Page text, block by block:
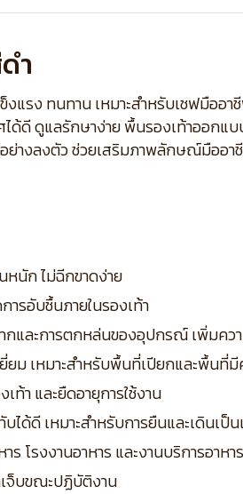
ำ
รง ทนทาน เหมาะสำหรับเชฟมืออา
ดี ดูแลรักษาง่าย พื้นรองเท้าออกแ
อย่างลงตัว ช่วยเสริมภาพลักษณ์มือ
นัก ไม่ฉีกขาดง่าย
รอับชื้นภายในรองเท้า
และการตกหล่นของอุปกรณ์ เพิ่มคว
ม เหมาะสำหรับพื้นที่เปียกและพื้นที่
า และยืดอายุการใช้งาน
ด้ดี เหมาะสำหรับการยืนและเดินเป็น
โรงงานอาหาร และงานบริการอาหา
จ็บขณะปฏิบัติงาน